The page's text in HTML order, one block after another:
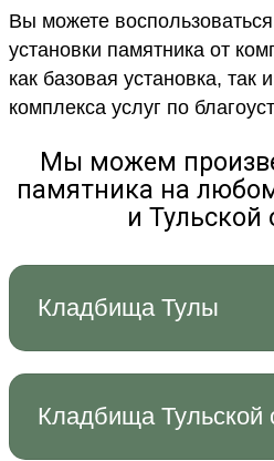
Вы можете
установки памятника от
как базовая установка,
комплекса услуг по
Мы можем
памятника на
и Тульской
Кладбища Тулы
Кладбища Тульской